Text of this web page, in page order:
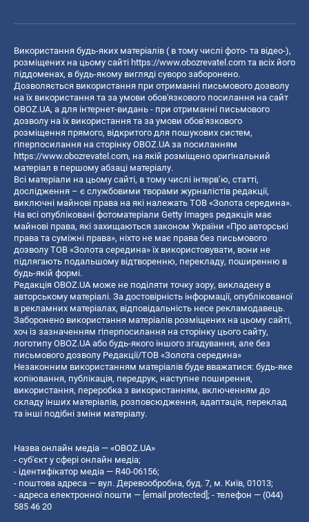
Використання будь-яких матеріалів ( в тому числі фото- та відео-),
розміщених на цьому сайті https://www.obozrevatel.com та всіх його
піддоменах, в будь-якому вигляді суворо заборонено.
Дозволяється використання при отриманні письмового дозволу
на їх використання та за умови обов'язкового посилання на сайт
OBOZ.UA, а для інтернет-видань - при отриманні письмового
дозволу на їх використання та за умови обов'язкового
розміщення прямого, відкритого для пошукових систем,
гіперпосилання на сторінку OBOZ.UA за посиланням
https://www.obozrevatel.com, на якій розміщено оригінальний
матеріал в першому абзаці матеріалу.
Всі матеріали на цьому сайті, в тому числі інтерв’ю, статті,
дослідження – є службовими творами журналістів редакції,
виключні майнові права на які належать ТОВ «Золота середина».
На всі опубліковані фотоматеріали Getty Images редакція має
майнові права, які захищаються законом України «Про авторські
права та суміжні права», ніхто не має права без письмового
дозволу ТОВ «Золота середина» їх використовувати, вони не
підлягають подальшому відтворенню, перекладу, поширенню в
будь-якій формі.
Редакція OBOZ.UA може не поділяти точку зору, викладену в
авторському матеріалі. За достовірність інформації, опублікованої
в рекламних матеріалах, відповідальність несе рекламодавець.
Заборонено використання матеріалів розміщених на цьому сайті,
хоч із зазначенням гіперпосилання на сторінку цього сайту,
логотипу OBOZ.UA або будь-якого іншого згадування, але без
письмового дозволу Редакції/ТОВ «Золота середина»
Незаконним використанням матеріалів буде вважатися: будь-яке
копiювання, публiкацiя, передрук, наступне поширення,
використання, переробка з використанням, включенням до
складу інших матеріалів, розповсюдження, адаптація, переклад
та інші подібні зміни матеріалу.
Назва онлайн медіа — «OBOZ.UA»
- суб'єкт у сфері онлайн медіа;
- ідентифікатор медіа — R40-06156;
- поштова адреса — вул. Деревообробна, буд. 7, м. Київ, 01013;
- адреса електронної пошти — [email protected] ; - телефон — (044)
585 46 20